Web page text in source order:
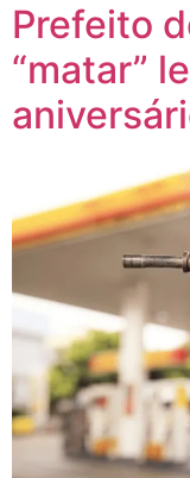
Prefeito
“matar”